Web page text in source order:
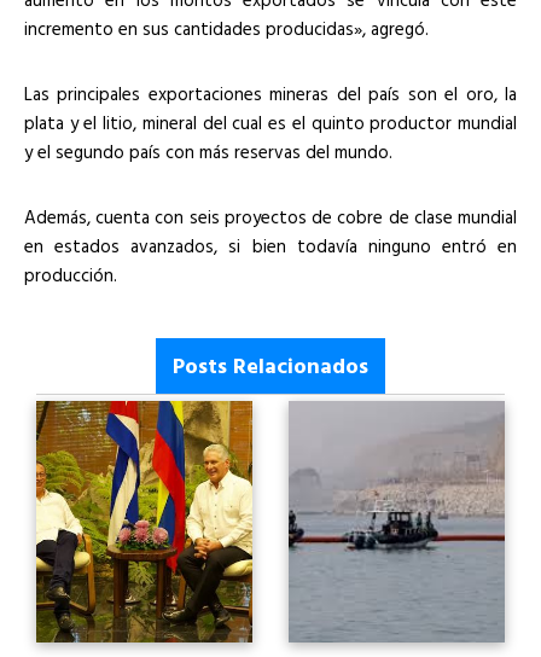
incremento en sus cantidades producidas», agregó.
Las principales exportaciones mineras del país son el oro, la
plata y el litio, mineral del cual es el quinto productor mundial
y el segundo país con más reservas del mundo.
Además, cuenta con seis proyectos de cobre de clase mundial
en estados avanzados, si bien todavía ninguno entró en
producción.
Posts Relacionados